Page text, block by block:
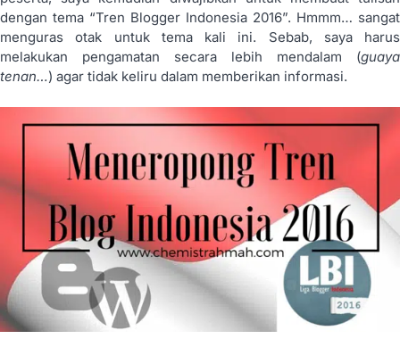
dengan tema “Tren Blogger Indonesia 2016”. Hmmm… sangat
menguras otak untuk tema kali ini. Sebab, saya harus
melakukan pengamatan secara lebih mendalam (guaya
tenan…) agar tidak keliru dalam memberikan informasi.